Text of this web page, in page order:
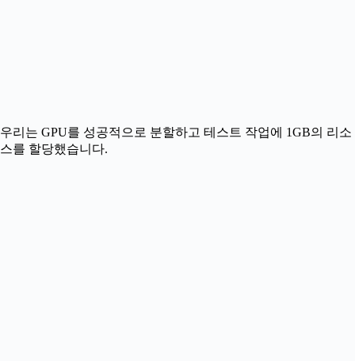
우리는 GPU를 성공적으로 분할하고 테스트 작업에 1GB의 리소
스를 할당했습니다.